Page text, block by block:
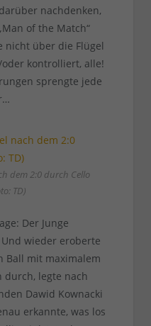
nachdenken,
of the Match“
nicht über die Flügel
kontrolliert, alle!
sprengte jede
dem 2:0 durch Cello
TD)
Der Junge
wieder eroberte
Ball mit maximalem
durch, legte nach
Dawid Kownacki
erkannte, was los